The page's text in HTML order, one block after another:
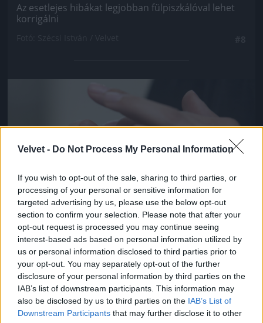
Velvet - Do Not Process My Personal Information
If you wish to opt-out of the sale, sharing to third parties, or
processing of your personal or sensitive information for
targeted advertising by us, please use the below opt-out
section to confirm your selection. Please note that after your
opt-out request is processed you may continue seeing
interest-based ads based on personal information utilized by
us or personal information disclosed to third parties prior to
your opt-out. You may separately opt-out of the further
disclosure of your personal information by third parties on the
IAB’s list of downstream participants. This information may
also be disclosed by us to third parties on the IAB’s List of
Downstream Participants that may further disclose it to other
Az esetlejes hibákat legjobban fülpiszkálóval lehet
korrigálni
Jön még kép!
Pink pirosító
Fotó: Szécsi István / Velvet #9